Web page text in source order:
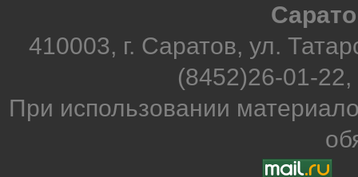
410003, г. Саратов, ул.
(8452)26-01-
При использовании